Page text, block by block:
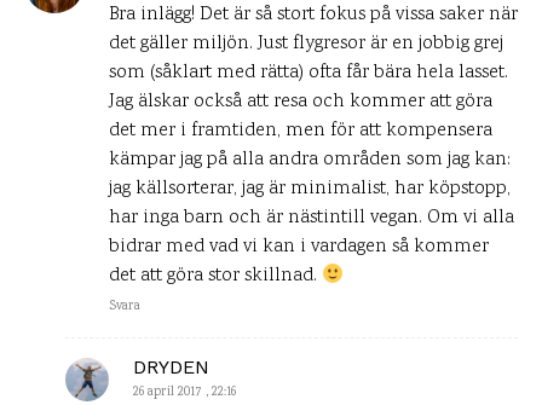
Bra inlägg! Det är så stort fokus på vissa saker när
det gäller miljön. Just flygresor är en jobbig grej
som (såklart med rätta) ofta får bära hela lasset.
Jag älskar också att resa och kommer att göra
det mer i framtiden, men för att kompensera
kämpar jag på alla andra områden som jag kan:
jag källsorterar, jag är minimalist, har köpstopp,
har inga barn och är nästintill vegan. Om vi alla
bidrar med vad vi kan i vardagen så kommer
det att göra stor skillnad.
Svara
DRYDEN
26 april 2017 , 22:16